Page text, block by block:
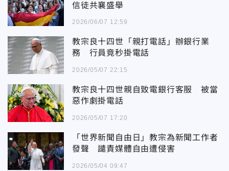
信徒共襄盛舉
2026/06/07 12:59
教宗良十四世「親打電話」辦銀行業
務 行員竟秒掛電話
2026/05/07 22:15
教宗良十四世親自致電銀行客服 被當
惡作劇掛電話
2026/05/07 17:20
「世界新聞自由日」教宗為新聞工作者
發聲 譴責媒體自由遭侵害
2026/05/04 09:47